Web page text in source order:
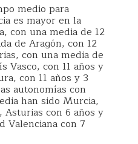
medio para
es mayor en la
con una media de 12
de Aragón, con 12
con una media de
Vasco, con 11 años y
con 11 años y 3
autonomías con
han sido Murcia,
Asturias con 6 años y
Valenciana con 7